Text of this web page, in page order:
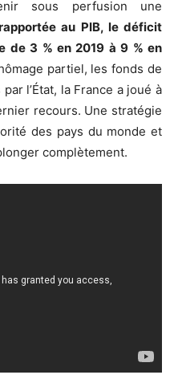
sous perfusion une
au PIB, le déficit
de 3 % en 2019 à 9 % en
partiel, les fonds de
l’État, la France a joué à
recours. Une stratégie
des pays du monde et
complètement.